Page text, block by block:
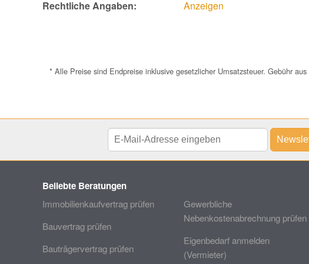
Rechtliche Angaben: Anzeigen
* Alle Preise sind Endpreise inklusive gesetzlicher Umsatzsteuer. Gebühr
Beliebte Beratungen
Immobilienkaufvertrag prüfen
Bauvertrag prüfen
Bauträgervertrag prüfen
Gewerbliche
Nebenkostenabrechnung prüfen
Eigenbedarf anmelden
(Vermieter)